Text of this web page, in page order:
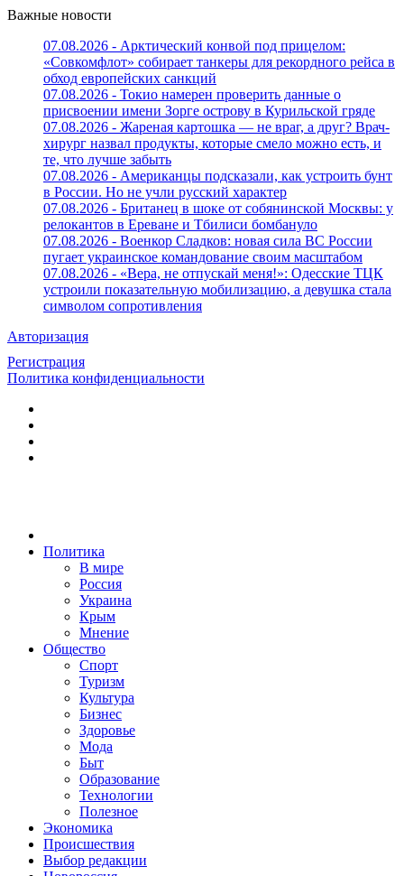
Важные новости
07.08.2026 - Арктический конвой под прицелом:
«Совкомфлот» собирает танкеры для рекордного рейса в
обход европейских санкций
07.08.2026 - Токио намерен проверить данные о
присвоении имени Зорге острову в Курильской гряде
07.08.2026 - Жареная картошка — не враг, а друг? Врач-
хирург назвал продукты, которые смело можно есть, и
те, что лучше забыть
07.08.2026 - Американцы подсказали, как устроить бунт
в России. Но не учли русский характер
07.08.2026 - Британец в шоке от собянинской Москвы: у
релокантов в Ереване и Тбилиси бомбануло
07.08.2026 - Военкор Сладков: новая сила ВС России
пугает украинское командование своим масштабом
07.08.2026 - «Вера, не отпускай меня!»: Одесские ТЦК
устроили показательную мобилизацию, а девушка стала
символом сопротивления
Авторизация
Регистрация
Политика конфиденциальности
Политика
В мире
Россия
Украина
Крым
Мнение
Общество
Спорт
Туризм
Культура
Бизнес
Здоровье
Мода
Быт
Образование
Технологии
Полезное
Экономика
Происшествия
Выбор редакции